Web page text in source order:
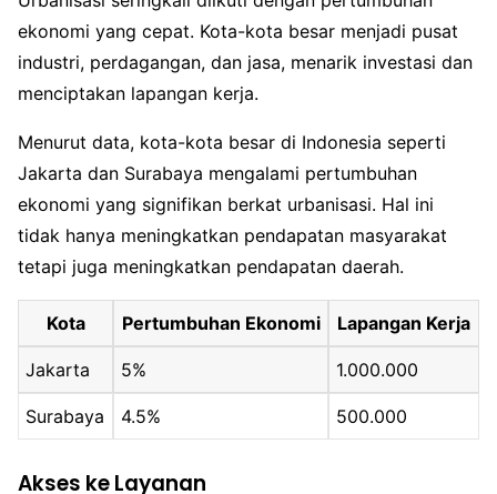
ekonomi yang cepat. Kota-kota besar menjadi pusat
industri, perdagangan, dan jasa, menarik investasi dan
menciptakan lapangan kerja.
Menurut data, kota-kota besar di Indonesia seperti
Jakarta dan Surabaya mengalami pertumbuhan
ekonomi yang signifikan berkat urbanisasi. Hal ini
tidak hanya meningkatkan pendapatan masyarakat
tetapi juga meningkatkan pendapatan daerah.
Kota Pertumbuhan Ekonomi Lapangan Kerja
Jakarta 5% 1.000.000
Surabaya 4.5% 500.000
Akses ke Layanan